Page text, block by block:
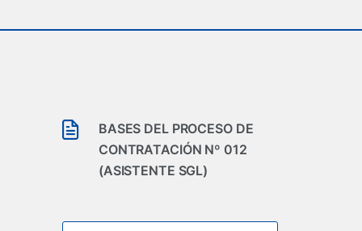
BASES DEL PROCESO DE
CONTRATACIÓN Nº 012
(ASISTENTE SGL)